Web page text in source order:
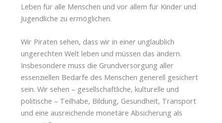
Leben für alle Menschen und vor allem für Kinder und
Jugendliche zu ermöglichen.
Wir Piraten sehen, dass wir in einer unglaublich
ungerechten Welt leben und müssen das ändern.
Insbesondere muss die Grundversorgung aller
essenziellen Bedarfe des Menschen generell gesichert
sein. Wir sehen – gesellschaftliche, kulturelle und
politische – Teilhabe, Bildung, Gesundheit, Transport
und eine ausreichende monetäre Absicherung als